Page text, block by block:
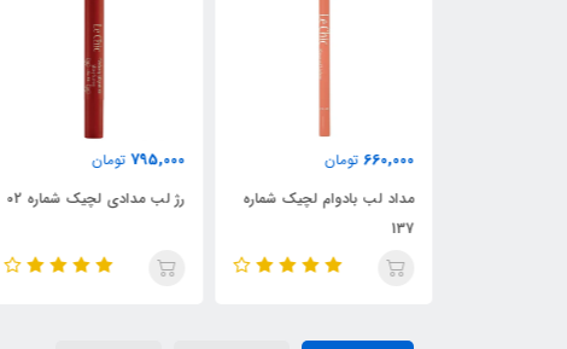
660,000 تومان
مداد لب بادوام لچیک شماره
137
795,000 تومان
رژ لب مدادی لچیک شماره 02